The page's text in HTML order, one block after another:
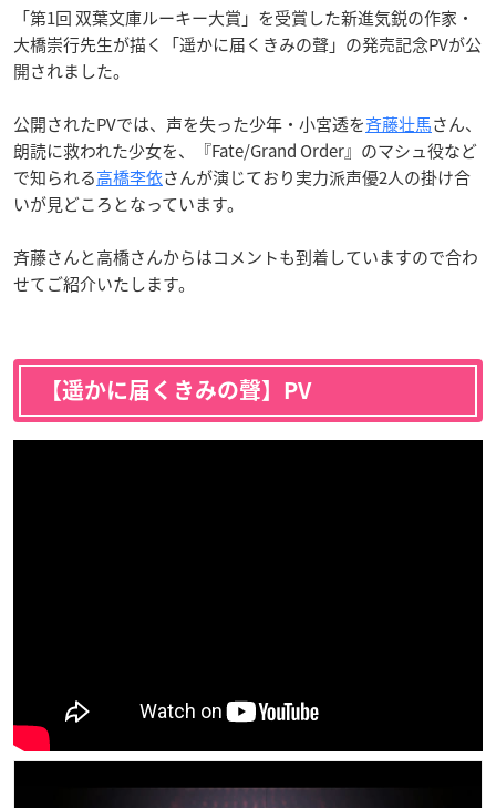
「第1回 双葉文庫ルーキー大賞」を受賞した新進気鋭の作家・
大橋崇行先生が描く「遥かに届くきみの聲」の発売記念PVが公
開されました。
公開されたPVでは、声を失った少年・小宮透を斉藤壮馬さん、
朗読に救われた少女を、『Fate/Grand Order』のマシュ役など
で知られる高橋李依さんが演じており実力派声優2人の掛け合
いが見どころとなっています。
斉藤さんと高橋さんからはコメントも到着していますので合わ
せてご紹介いたします。
【遥かに届くきみの聲】PV